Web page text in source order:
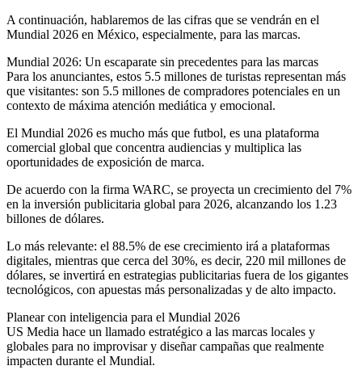
A continuación, hablaremos de las cifras que se vendrán en el
Mundial 2026 en México, especialmente, para las marcas.
Mundial 2026: Un escaparate sin precedentes para las marcas
Para los anunciantes, estos 5.5 millones de turistas representan más
que visitantes: son 5.5 millones de compradores potenciales en un
contexto de máxima atención mediática y emocional.
El Mundial 2026 es mucho más que futbol, es una plataforma
comercial global que concentra audiencias y multiplica las
oportunidades de exposición de marca.
De acuerdo con la firma WARC, se proyecta un crecimiento del 7%
en la inversión publicitaria global para 2026, alcanzando los 1.23
billones de dólares.
Lo más relevante: el 88.5% de ese crecimiento irá a plataformas
digitales, mientras que cerca del 30%, es decir, 220 mil millones de
dólares, se invertirá en estrategias publicitarias fuera de los gigantes
tecnológicos, con apuestas más personalizadas y de alto impacto.
Planear con inteligencia para el Mundial 2026
US Media hace un llamado estratégico a las marcas locales y
globales para no improvisar y diseñar campañas que realmente
impacten durante el Mundial.